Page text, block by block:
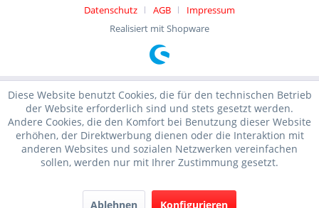
Datenschutz
AGB
Impressum
Realisiert mit Shopware
Diese Website benutzt Cookies, die für den technischen Betrieb
der Website erforderlich sind und stets gesetzt werden.
Andere Cookies, die den Komfort bei Benutzung dieser Website
erhöhen, der Direktwerbung dienen oder die Interaktion mit
anderen Websites und sozialen Netzwerken vereinfachen
sollen, werden nur mit Ihrer Zustimmung gesetzt.
Ablehnen Konfigurieren